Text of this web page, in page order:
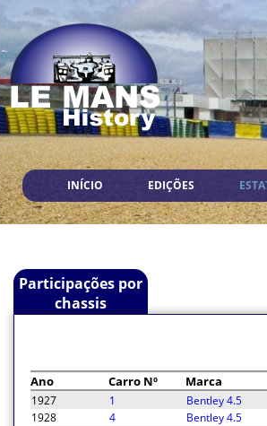
INÍCIO EDIÇÕES
Participações por
chassis
Ano Carro Nº Marca
1927 1 Bentley 4.5
1928
4 Bentley 4.5